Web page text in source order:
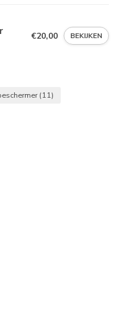
€20,00 BEKIJKEN
(11)